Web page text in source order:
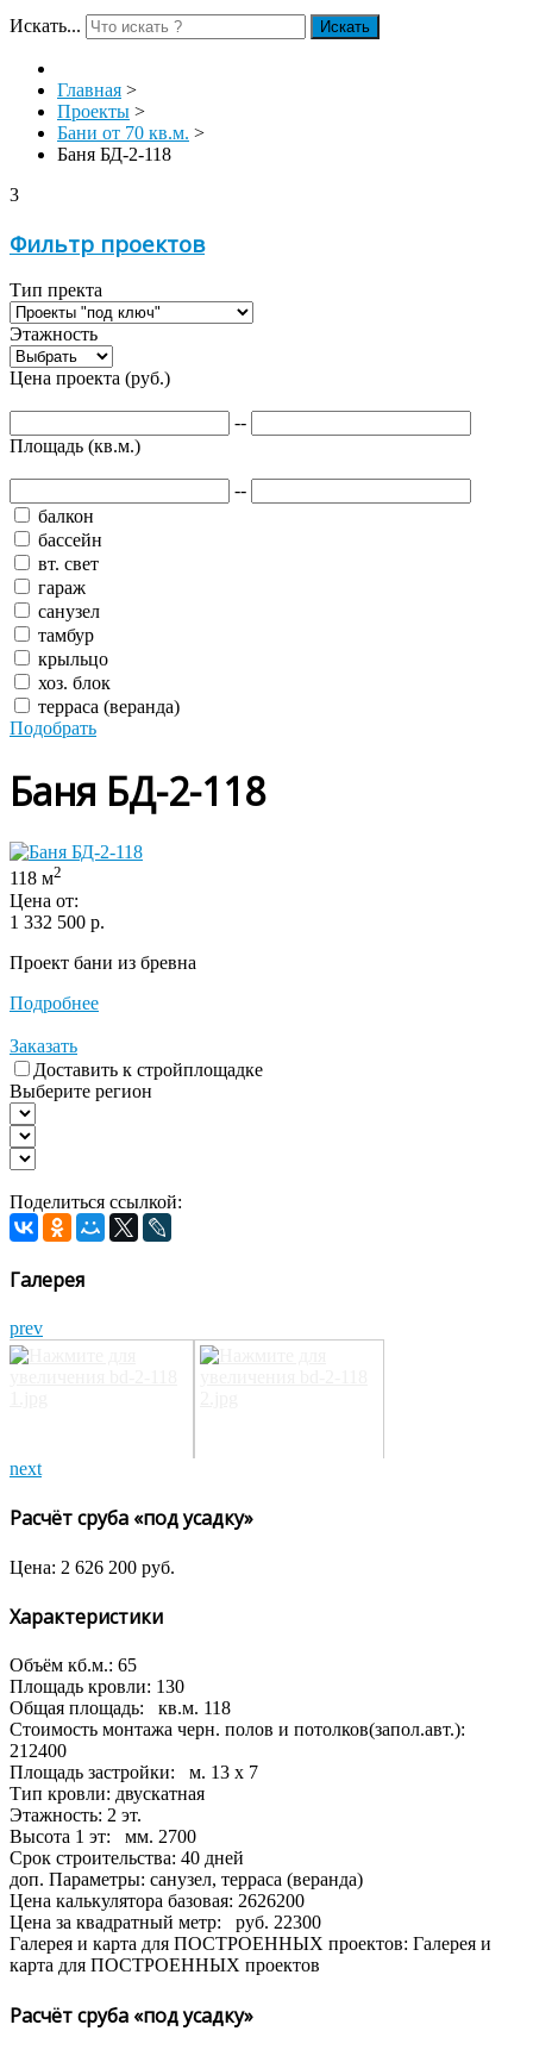
Искать... Искать
Главная >
Проекты >
Бани от 70 кв.м. >
Баня БД-2-118
3
Фильтр проектов
Тип пректа
Этажность
Цена проекта (руб.)
--
Площадь (кв.м.)
--
балкон
бассейн
вт. свет
гараж
санузел
тамбур
крыльцо
хоз. блок
терраса (веранда)
Подобрать
Баня БД-2-118
118 м2
Цена от:
1 332 500 р.
Проект бани из бревна
Подробнее
Заказать
Доставить к стройплощадке
Выберите регион
Поделиться ссылкой:
Галерея
prev
next
Расчёт сруба «под усадку»
Цена: 2 626 200 руб.
Характеристики
Объём кб.м.: 65
Площадь кровли: 130
Общая площадь:
кв.м. 118
Стоимость монтажа черн. полов и потолков(запол.авт.):
212400
Площадь застройки:
м. 13 x 7
Тип кровли: двускатная
Этажность: 2 эт.
Высота 1 эт:
мм. 2700
Срок строительства: 40 дней
доп. Параметры: санузел, терраса (веранда)
Цена калькулятора базовая: 2626200
Цена за квадратный метр:
руб. 22300
Галерея и карта для ПОСТРОЕННЫХ проектов: Галерея и
карта для ПОСТРОЕННЫХ проектов
Расчёт сруба «под усадку»